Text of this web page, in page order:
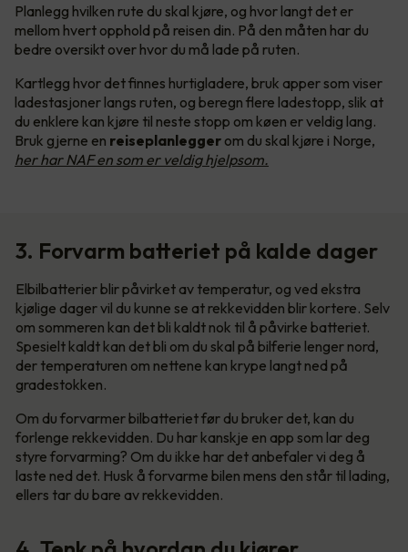
Planlegg hvilken rute du skal kjøre, og hvor langt det er
mellom hvert opphold på reisen din. På den måten har du
bedre oversikt over hvor du må lade på ruten.
Kartlegg hvor det finnes hurtigladere, bruk apper som viser
ladestasjoner langs ruten, og beregn flere ladestopp, slik at
du enklere kan kjøre til neste stopp om køen er veldig lang.
Bruk gjerne en reiseplanlegger om du skal kjøre i Norge,
her har NAF en som er veldig hjelpsom.
3. Forvarm batteriet på kalde dager
Elbilbatterier blir påvirket av temperatur, og ved ekstra
kjølige dager vil du kunne se at rekkevidden blir kortere. Selv
om sommeren kan det bli kaldt nok til å påvirke batteriet.
Spesielt kaldt kan det bli om du skal på bilferie lenger nord,
der temperaturen om nettene kan krype langt ned på
gradestokken.
Om du forvarmer bilbatteriet før du bruker det, kan du
forlenge rekkevidden. Du har kanskje en app som lar deg
styre forvarming? Om du ikke har det anbefaler vi deg å
laste ned det. Husk å forvarme bilen mens den står til lading,
ellers tar du bare av rekkevidden.